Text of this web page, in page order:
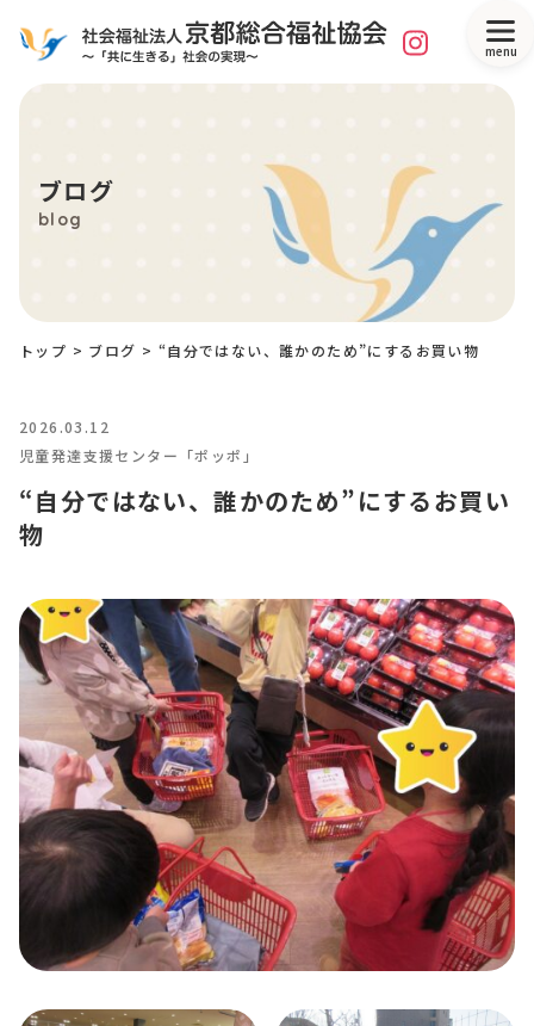
menu
ブログ
blog
トップ > ブログ > “自分ではない、誰かのため”にするお買い物
2026.03.12
児童発達支援センター「ポッポ」
“自分ではない、誰かのため”にするお買い
物